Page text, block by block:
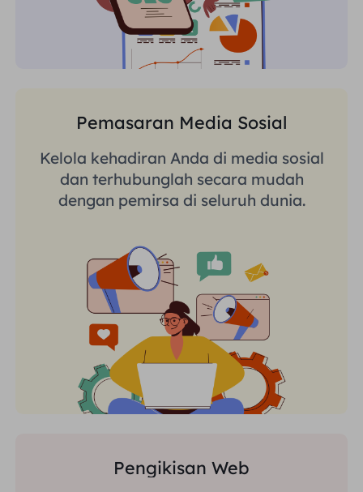
Pemasaran Media Sosial
Kelola kehadiran Anda di media sosial
dan terhubunglah secara mudah
dengan pemirsa di seluruh dunia.
Pengikisan Web